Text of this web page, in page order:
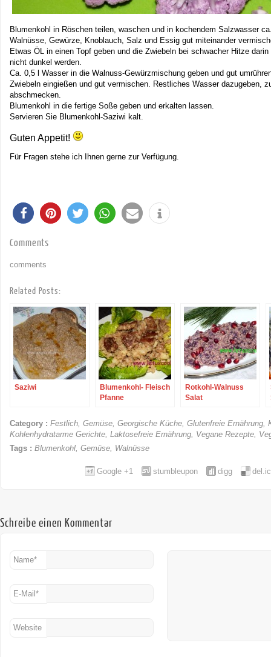
Blumenkohl in Röschen teilen, waschen und in kochendem Salzwasser
Walnüsse, Gewürze, Knoblauch, Salz und Essig gut miteinander
Etwas ÖL in einen Topf geben und die Zwiebeln bei schwacher Hitze
nicht dunkel werden.
Ca. 0,5 l Wasser in die Walnuss-Gewürzmischung geben und gut
Zwiebeln eingießen und gut vermischen. Restliches Wasser dazugeben,
abschmecken.
Blumenkohl in die fertige Soße geben und erkalten lassen.
Servieren Sie Blumenkohl-Saziwi kalt.
Guten Appetit!
Für Fragen stehe ich Ihnen gerne zur Verfügung.
Comments
comments
Related Posts:
Saziwi
Blumenkohl- Fleisch
Pfanne
Rotkohl-Walnuss
Salat
Category : Festlich Gemüse Georgische Küche Glutenfreie Ernährung
Kohlenhydratarme Gerichte Laktosefreie Ernährung Vegane Rezepte
Tags : Blumenkohl Gemüse Walnüsse
digg
stumbleupon
Google +1
Schreibe einen Kommentar
Name*
E-Mail*
Website